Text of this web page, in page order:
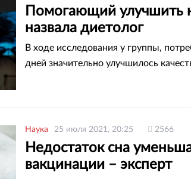
Помогающий улучшить
назвала диетолог
В ходе исследования у группы,
дней значительно улучшилось
Наука 25 июля 2021, 20:25 2566
Недостаток сна
вакцинации – эксперт